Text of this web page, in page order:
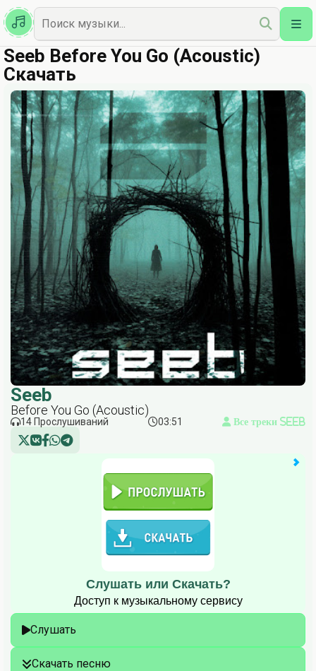
Казахская
Наш Топ
Seeb Before You Go (Acoustic)
Скачать
Seeb
Before You Go (Acoustic)
14 Прослушиваний 03:51 Все треки Seeb
Слушать или Скачать?
Доступ к музыкальному сервису
Слушать
Скачать песню